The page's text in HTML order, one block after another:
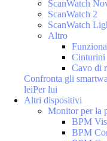
ScanWatch
ScanWatch 2
ScanWatch
Altro
Cinturini
Cavo di
Confronta gli
leiPer lui
Altri dispositivi
Monitor per la
BPM
BPM